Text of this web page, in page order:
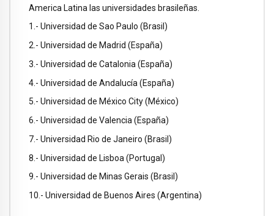
America Latina las universidades brasileñas.
1.- Universidad de Sao Paulo (Brasil)
2.- Universidad de Madrid (España)
3.- Universidad de Catalonia (España)
4.- Universidad de Andalucía (España)
5.- Universidad de México City (México)
6.- Universidad de Valencia (España)
7.- Universidad Rio de Janeiro (Brasil)
8.- Universidad de Lisboa (Portugal)
9.- Universidad de Minas Gerais (Brasil)
10.- Universidad de Buenos Aires (Argentina)